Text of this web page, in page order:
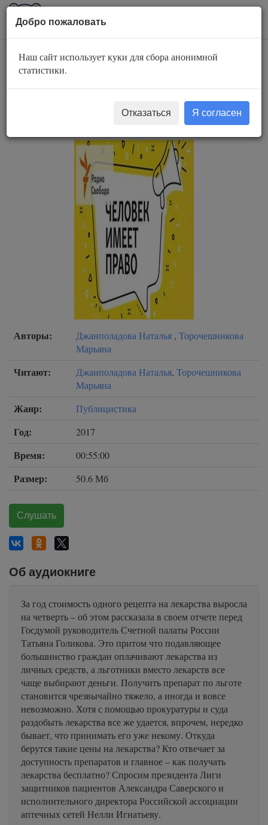
AuBook.org
Чиновники
объявили
пациентам войну
Авторы: Джанполадова Наталья , Торочешникова
Марьяна
Читают: Джанполадова Наталья, Торочешникова
Марьяна
Жанр: Публицистика
Год: 2017
Время: 00:55:00
Размер: 50.6 Мб
Слушать
Об аудиокниге
За год стоимость одного рецепта на лекарства выросла
на четверть – об этом рассказала в своем отчете перед
Госдумой руководитель Счетной палаты России
Татьяна Голикова. Это притом что подавляющее
большинство граждан оплачивают лекарства из
личных средств, а льготники вместо лекарств все
чаще выбирают деньги. Получить препарат по льготе
становится чрезвычайно тяжело, а иногда и вовсе
невозможно. Хотя с помощью прокуратуры и суда
раздобыть лекарства все же удается, впрочем, нередко
бывает, что принимать его уже некому. Откуда
берутся такие цены на лекарства? Кто отвечает за
доступность препаратов и главное – как получать
лекарства бесплатно? Спросим президента Лиги
защитников пациентов Александра Саверского и
исполнительного директора Российской ассоциации
аптечных сетей Нелли Игнатьеву.
Добро пожаловать
Наш сайт использует куки для сбора анонимной
статистики.
Отказаться Я согласен